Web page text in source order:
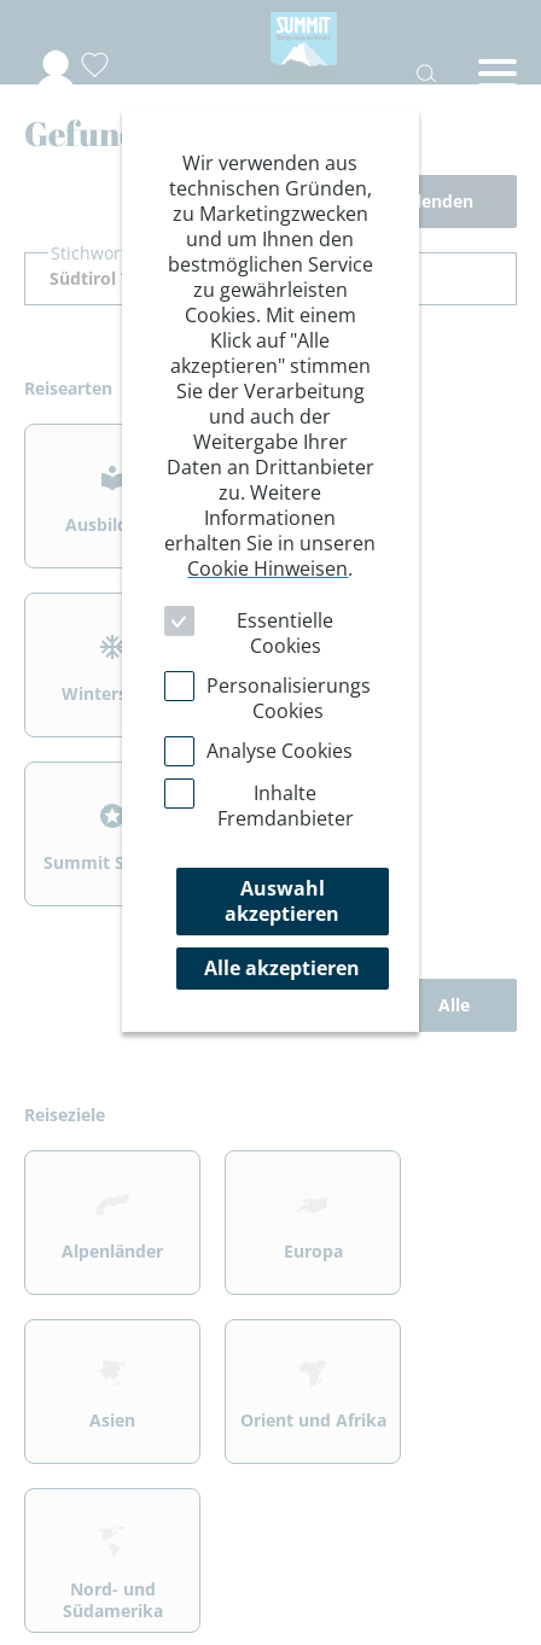
Gefundene Reisen
Filter ausblenden
Stichwort Suche
Reisearten
>
Ausbildung
>
Bergsteigen
>
Wintersport Wandern/Trekking
>
Summit Specials Rad
Alle
Reiseziele
>
Alpenländer
>
Europa
>
Asien
>
Orient und Afrika
>
Nord- und
Südamerika
Wir verwenden aus
technischen Gründen,
zu Marketingzwecken
und um Ihnen den
bestmöglichen Service
zu gewährleisten
Cookies. Mit einem
Klick auf "Alle
akzeptieren" stimmen
Sie der Verarbeitung
und auch der
Weitergabe Ihrer
Daten an Drittanbieter
zu. Weitere
Informationen
erhalten Sie in unseren
Cookie Hinweisen.
Essentielle
Cookies
Personalisierungs
Cookies
Analyse Cookies
Inhalte
Fremdanbieter
Auswahl
akzeptieren
Alle akzeptieren